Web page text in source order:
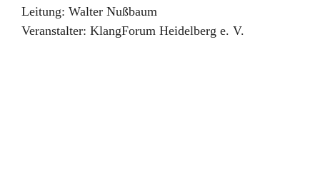
Leitung: Walter Nußbaum
Veranstalter: KlangForum Heidelberg e. V.